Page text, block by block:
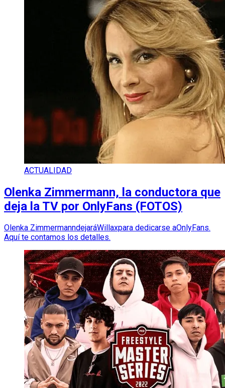
ACTUALIDAD
Olenka Zimmermann, la conductora que
deja la TV por OnlyFans (FOTOS)
Olenka ZimmermanndejaráWillaxpara dedicarse aOnlyFans.
Aquí te contamos los detalles.